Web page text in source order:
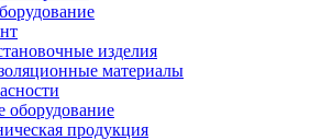
изделия
материалы
оборудование
продукция